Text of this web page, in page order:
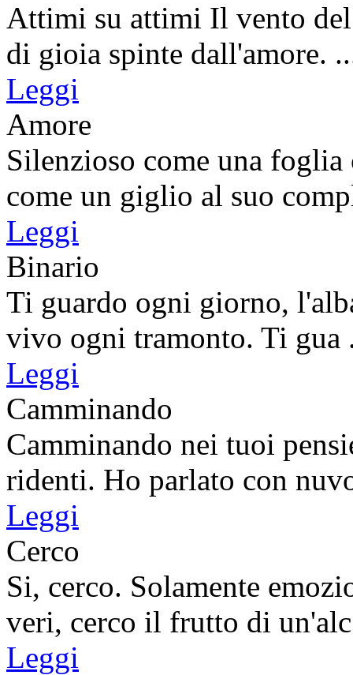
Attimi su attimi Il vento
di gioia spinte dall'amore.
Leggi
Amore
Silenzioso come una
come un giglio al suo
Leggi
Binario
Ti guardo ogni giorno,
vivo ogni tramonto. Ti gua
Leggi
Camminando
Camminando nei tuoi
ridenti. Ho parlato con
Leggi
Cerco
Si, cerco. Solamente
veri, cerco il frutto di
Leggi